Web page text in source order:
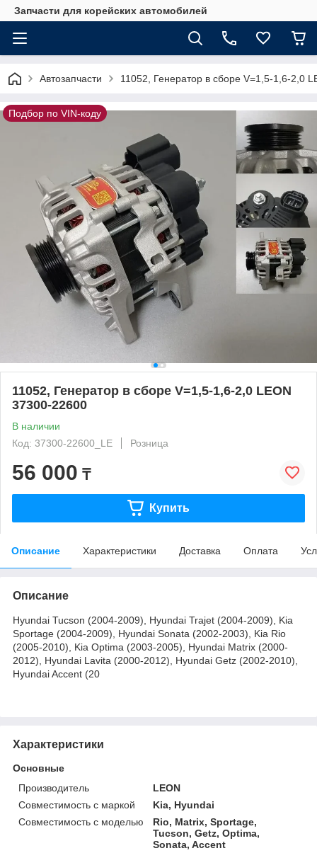
Запчасти для корейских автомобилей
Автозапчасти 11052, Генератор в сборе V=1,5-1,6-2,0
Подбор по VIN-коду
11052, Генератор в сборе V=1,5-1,6-2,0 LEON
37300-22600
В наличии
Код: 37300-22600_LE
Розница
56 000 ₸
Купить
Описание Характеристики Доставка Оплата
Описание
Hyundai Tucson (2004-2009), Hyundai Trajet (2004-2009), Kia
Sportage (2004-2009), Hyundai Sonata (2002-2003), Kia Rio
(2005-2010), Kia Optima (2003-2005), Hyundai Matrix (2000-
2012), Hyundai Lavita (2000-2012), Hyundai Getz (2002-2010),
Hyundai Accent (20
Характеристики
Основные
Производитель
LEON
Совместимость с маркой
Kia, Hyundai
Совместимость с моделью
Rio, Matrix, Sportage,
Tucson, Getz, Optima,
Sonata, Accent